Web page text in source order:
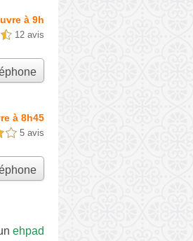
à 9h
5 12 avis
à 8h45
5 5 avis
ehpad